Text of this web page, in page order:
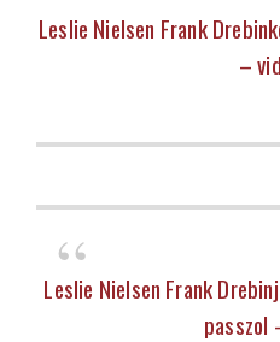
Leslie Nielsen Frank
–
Leslie Nielsen Frank
passzol